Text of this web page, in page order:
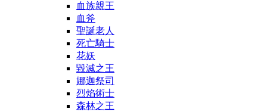
血族親王
血斧
聖誕老人
死亡騎士
花妖
毀滅之王
娜迦祭司
烈焰術士
森林之王